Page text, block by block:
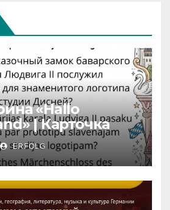
«Hallo
| Карточка
pils / Schloss der
ERFOLG